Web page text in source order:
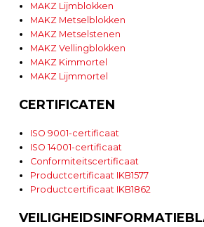
MAKZ Lijmblokken
MAKZ Metselblokken
MAKZ Metselstenen
MAKZ Vellingblokken
MAKZ Kimmortel
MAKZ Lijmmortel
CERTIFICATEN
ISO 9001-certificaat
ISO 14001-certificaat
Conformiteitscertificaat
Productcertificaat IKB1577
Productcertificaat IKB1862